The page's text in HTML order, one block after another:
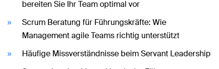
bereiten Sie Ihr Team optimal vor
Scrum Beratung für Führungskräfte: Wie
Management agile Teams richtig unterstützt
Häufige Missverständnisse beim Servant Leadership